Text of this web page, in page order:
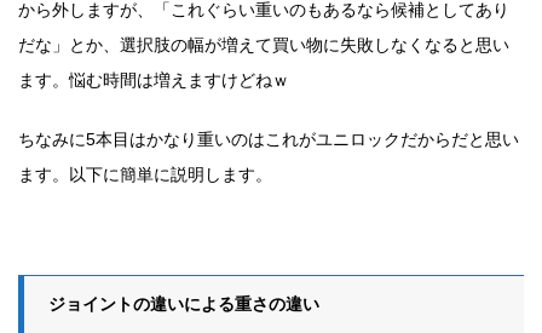
から外しますが、「これぐらい重いのもあるなら候補としてあり
だな」とか、選択肢の幅が増えて買い物に失敗しなくなると思い
ます。悩む時間は増えますけどねｗ
ちなみに5本目はかなり重いのはこれがユニロックだからだと思い
ます。以下に簡単に説明します。
ジョイントの違いによる重さの違い